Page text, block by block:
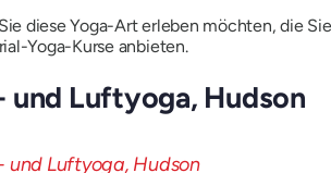
diese Yoga-Art erleben möchten, die
Yoga-Kurse anbieten.
und Luftyoga, Hudson